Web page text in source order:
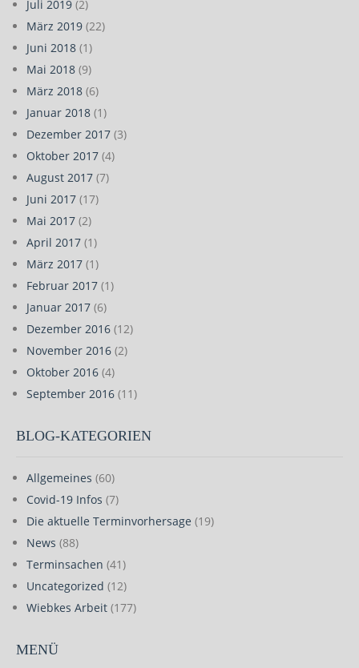
Juli 2019 (2)
März 2019 (22)
Juni 2018 (1)
Mai 2018 (9)
März 2018 (6)
Januar 2018 (1)
Dezember 2017 (3)
Oktober 2017 (4)
August 2017 (7)
Juni 2017 (17)
Mai 2017 (2)
April 2017 (1)
März 2017 (1)
Februar 2017 (1)
Januar 2017 (6)
Dezember 2016 (12)
November 2016 (2)
Oktober 2016 (4)
September 2016 (11)
BLOG-KATEGORIEN
Allgemeines (60)
Covid-19 Infos (7)
Die aktuelle Terminvorhersage (19)
News (88)
Terminsachen (41)
Uncategorized (12)
Wiebkes Arbeit (177)
MENÜ